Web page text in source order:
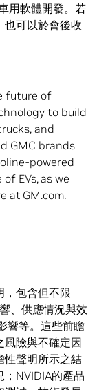
用軟體開發。若
也可以於會後收
future of
to build
and
GMC brands
powered
EVs, as we
at GM.com.
，包含但不限
、供應情況與效
響等。這些前瞻
風險與不確定因
性聲明所示之結
NVIDIA的產品